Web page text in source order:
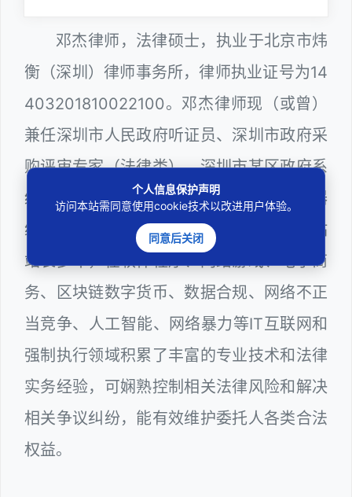
邓杰律师，法律硕士，执业于北京市炜
衡（深圳）律师事务所，律师执业证号为14
403201810022100。邓杰律师现（或曾）
兼任深圳市人民政府听证员、深圳市政府采
购评审专家（法律类），深圳市某区政府系
统公职律师、WEB前端开发和 WEB服务器
维护工程师、计算机信息网络安全员和网站
站长多年，在软件程序、网络游戏、电子商
务、区块链数字货币、数据合规、网络不正
当竞争、人工智能、网络暴力等IT互联网和
强制执行领域积累了丰富的专业技术和法律
实务经验，可娴熟控制相关法律风险和解决
相关争议纠纷，能有效维护委托人各类合法
权益。
个人信息保护声明
访问本站需同意使用cookie技术以改进用户体验。
同意后关闭